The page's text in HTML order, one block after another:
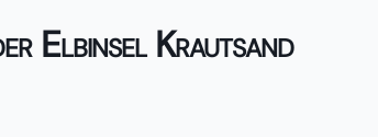
Elbinsel Krautsand